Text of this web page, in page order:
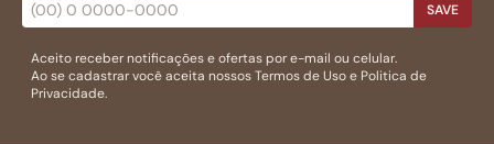
SAVE
Aceito receber notificações e ofertas por e-mail ou celular.
Ao se cadastrar você aceita nossosTermos de Usoe Politica de
Privacidade.